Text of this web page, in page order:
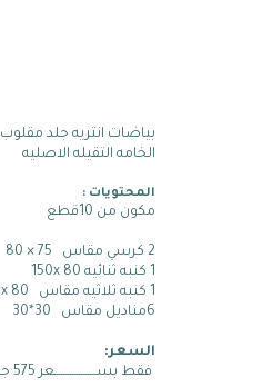
بياضات انتريه جلد مقلوب
الخامه التقيله الاصليه
المحتويات :
مكون من 10قطع
2 كرسي مقاس   75 × 80
1 كنبه ثنائيه 80 150x
1 كنبه ثلاثيه مقاس   80 190x
6مناديل مقاس   30*30
السعر:
فقط بســـــــــــــــــــعر 575 جنيه